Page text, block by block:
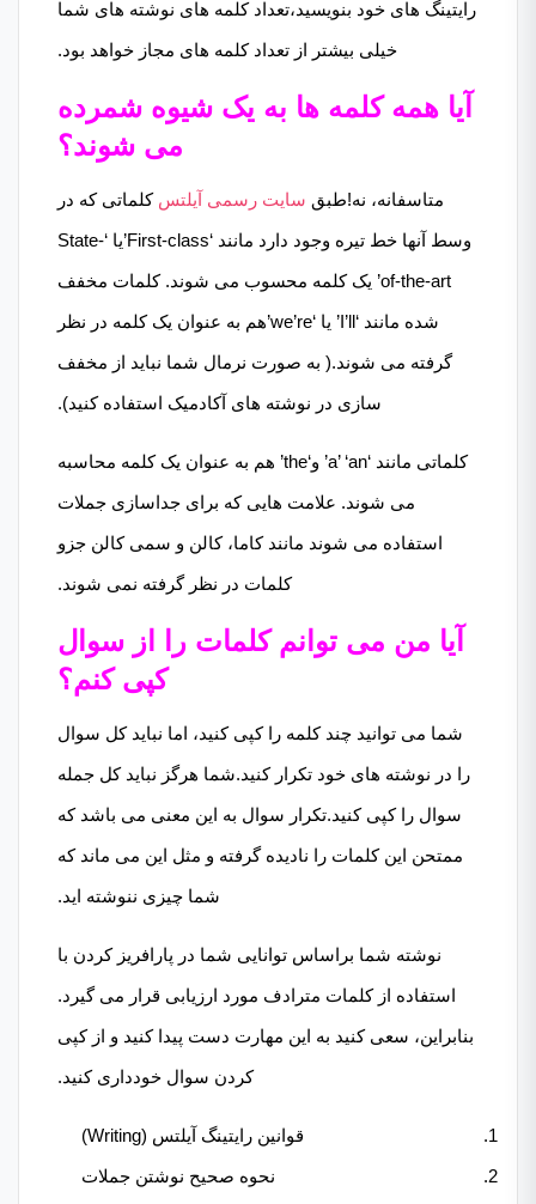
رایتینگ های خود بنویسید،تعداد کلمه های نوشته های شما
خیلی بیشتر از تعداد کلمه های مجاز خواهد بود.
آیا همه کلمه ها به یک شیوه شمرده
می شوند؟
متاسفانه، نه!طبق سایت رسمی آیلتس کلماتی که در
وسط آنها خط تیره وجود دارد مانند ‘First-class’یا ‘State-
of-the-art’ یک کلمه محسوب می شوند. کلمات مخفف
شده مانند ‘I’ll’ یا ‘we’re’هم به عنوان یک کلمه در نظر
گرفته می شوند.( به صورت نرمال شما نباید از مخفف
سازی در نوشته های آکادمیک استفاده کنید).
کلماتی مانند ‘a’ ‘an’ و‘the’ هم به عنوان یک کلمه محاسبه
می شوند. علامت هایی که برای جداسازی جملات
استفاده می شوند مانند کاما، کالن و سمی کالن جزو
کلمات در نظر گرفته نمی شوند.
آیا من می توانم کلمات را از سوال
کپی کنم؟
شما می توانید چند کلمه را کپی کنید، اما نباید کل سوال
را در نوشته های خود تکرار کنید.شما هرگز نباید کل جمله
سوال را کپی کنید.تکرار سوال به این معنی می باشد که
ممتحن این کلمات را نادیده گرفته و مثل این می ماند که
شما چیزی ننوشته اید.
نوشته شما براساس توانایی شما در پارافریز کردن با
استفاده از کلمات مترادف مورد ارزیابی قرار می گیرد.
بنابراین، سعی کنید به این مهارت دست پیدا کنید و از کپی
کردن سوال خودداری کنید.
قوانین رایتینگ آیلتس (Writing)
نحوه صحیح نوشتن جملات